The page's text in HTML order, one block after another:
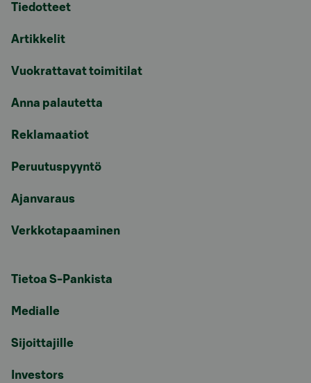
Tiedotteet
Artikkelit
Vuokrattavat toimitilat
Anna palautetta
Reklamaatiot
Peruutuspyyntö
Ajanvaraus
Verkkotapaaminen
Tietoa S-Pankista
Medialle
Sijoittajille
Investors